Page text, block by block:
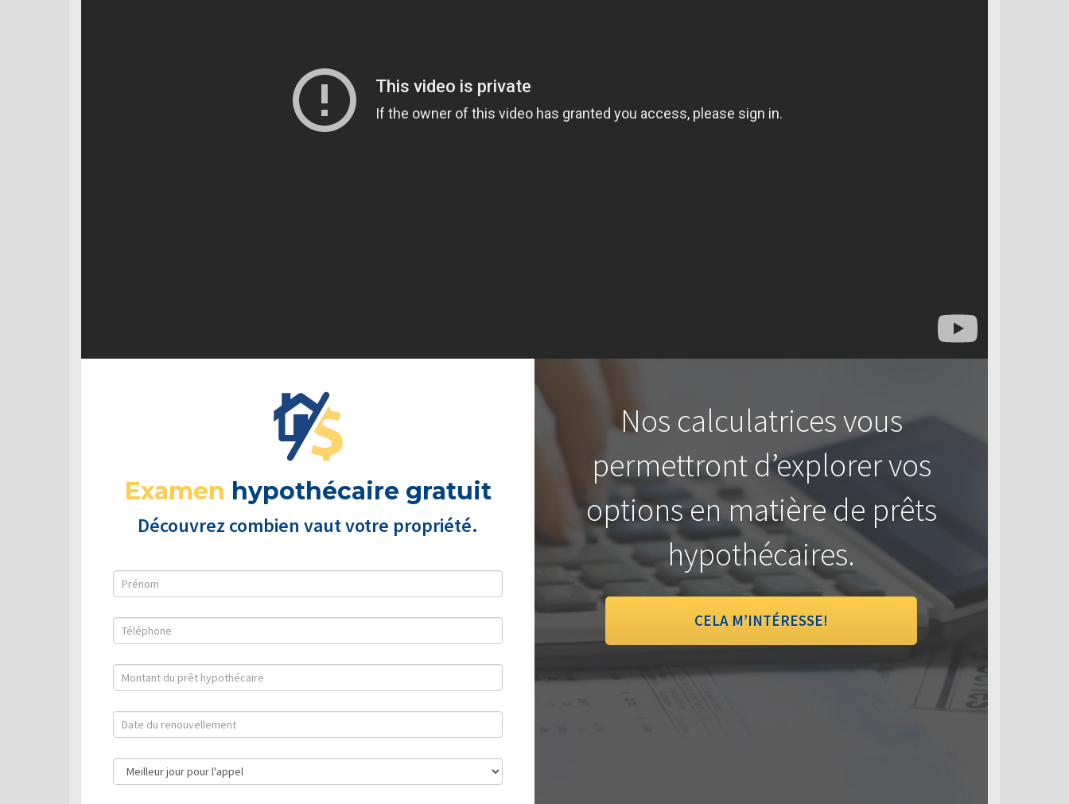
Examen hypothécaire gratuit
Découvrez combien vaut votre propriété.
Nos calculatrices vous
permettront d’explorer vos
options en matière de prêts
hypothécaires.
CELA M’INTÉRESSE!